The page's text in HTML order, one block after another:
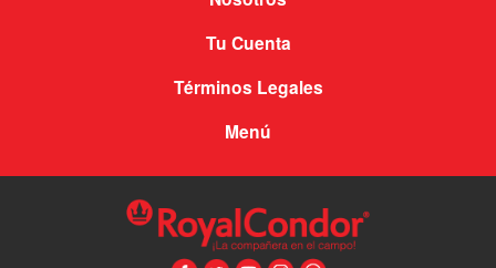
Tu Cuenta
Términos Legales
Menú